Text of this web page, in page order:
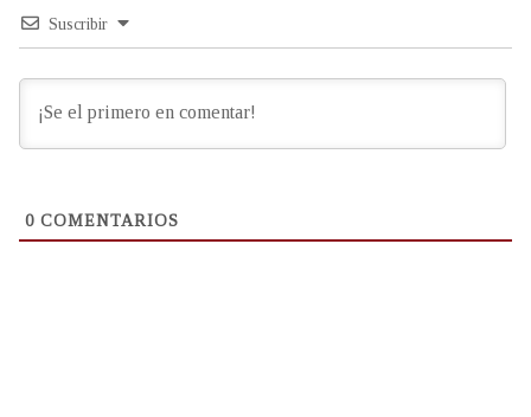
Suscribir
0 COMENTARIOS